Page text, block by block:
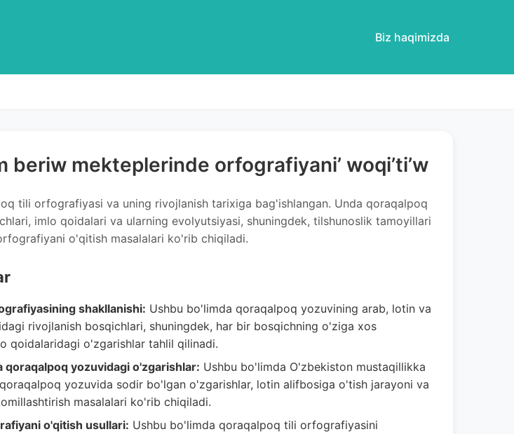
Biz haqimizda
beriw mekteplerinde orfografiyani’ woqi’ti’w
tili orfografiyasi va uning rivojlanish tarixiga bag'ishlangan. Unda qoraqalpoq
imlo qoidalari va ularning evolyutsiyasi, shuningdek, tilshunoslik tamoyillari
o'qitish masalalari ko'rib chiqiladi.
shakllanishi: Ushbu bo'limda qoraqalpoq yozuvining arab, lotin va
rivojlanish bosqichlari, shuningdek, har bir bosqichning o'ziga xos
qoidalaridagi o'zgarishlar tahlil qilinadi.
qoraqalpoq yozuvidagi o'zgarishlar: Ushbu bo'limda O'zbekiston mustaqillikka
yozuvida sodir bo'lgan o'zgarishlar, lotin alifbosiga o'tish jarayoni va
masalalari ko'rib chiqiladi.
o'qitish usullari: Ushbu bo'limda qoraqalpoq tili orfografiyasini